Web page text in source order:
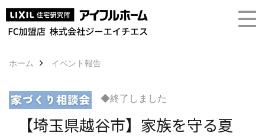
ホーム イベント報告
◆終了しました
【埼玉県越谷市】家族を守る夏